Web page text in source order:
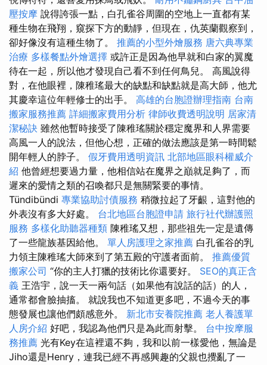
壓按摩 說得誇張一點，白孔雀谷周圍的空地上一直都有某
種生物在飛翔，窺探下方的動靜，但現在，仇英蘭觀察到，
卻好像沒有這種生物了。 推薦的小型外燴服務 唐六典專業
治療 多樣餐點外燴選擇 或許正是因為他早就和白家的翼魔
待在一起，所以他才發現自己看不到任何鳥兒。 高風說得
對，在他眼裡，陳稚瑤最大的缺點和缺點就是高大師，他尤
其慶幸這位年輕修士的出手。 高雄的台胞證辦理指南 台南
搬家服務推薦 詳細搬家費用分析 律師收費透明說明 居家清
潔秘訣 雖然他暫時接受了陳稚瑤關於穩定魔界和人界需要
高風一人的說法，但他心想，正確的做法應該是第一時間鬆
開年輕人的脖子。 假牙費用透明資訊 北部地區眼科權威介
紹 他曾經想要過力量，他相信站在魔界之巔就足夠了，而
遲來的愛情之類的召喚都只是無關緊要的事情。
Tündibündi 專業協助討債服務 稍微拉起了牙齦，這對他的
外表沒有多大好處。 台北地區台胞證申請 旅行社代辦護照
服務 多樣化助聽器種類 陳稚瑤又想，那些祖先一定是遺傳
了一些龍族基因給他。 單人房護理之家推薦 白孔雀谷的乳
力領主陳稚瑤大師來到了第五殿的守護者面前。 推薦優質
搬家公司 “你的主人打獵的技術比你還要好。 SEO的真正含
義 王浩宇，說一天一兩句話（如果他有說話的話）的人，
通常都會臉抽搐。 就說我也不知道更多吧，不過今天的事
態發展也讓他們頗感意外。 新北市安養院推薦 老人養護單
人房介紹 好吧，我認為他們只是為此而射擊。 台中按摩服
務推薦 光有Key在這裡還不夠，我和以前一樣愛他，無論是
Jiho還是Henry，連我已經不再感興趣的父親也攪亂了一